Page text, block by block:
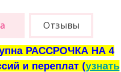
Отзывы
РАССРОЧКА НА 4
и переплат (узнать